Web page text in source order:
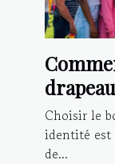
votre
Choisir le
identité est
de...